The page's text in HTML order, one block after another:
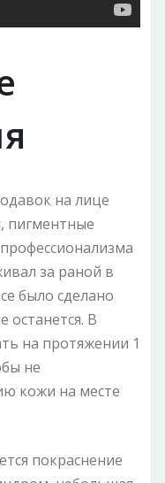
на лице
пигментные
за раной в
было сделано
останется. В
на протяжении 1
не
кожи на месте
покраснение